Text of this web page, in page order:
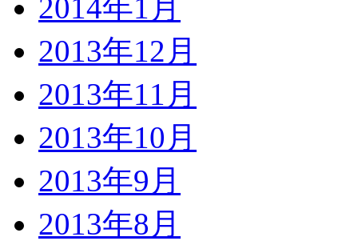
2014年1月
2013年12月
2013年11月
2013年10月
2013年9月
2013年8月